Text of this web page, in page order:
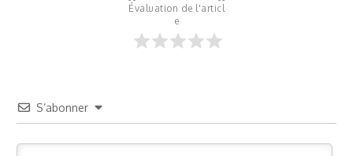
Évaluation de l'articl
e
S’abonner